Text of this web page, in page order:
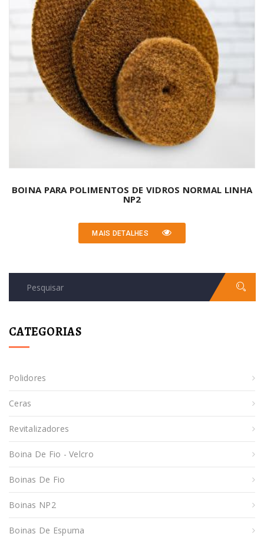
BOINA PARA POLIMENTOS DE VIDROS NORMAL LINHA
NP2
MAIS DETALHES
CATEGORIAS
Polidores
Ceras
Revitalizadores
Boina De Fio - Velcro
Boinas De Fio
Boinas NP2
Boinas De Espuma